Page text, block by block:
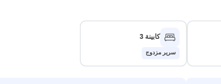
كابينة 3
سرير مزدوج